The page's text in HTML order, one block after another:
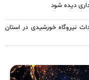
دیده شود
احداث نیروگاه خورشیدی در استان